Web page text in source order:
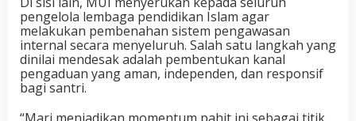
pengelola lembaga pendidikan Islam agar
melakukan pembenahan sistem pengawasan
internal secara menyeluruh. Salah satu langkah yang
dinilai mendesak adalah pembentukan kanal
pengaduan yang aman, independen, dan responsif
bagi santri.